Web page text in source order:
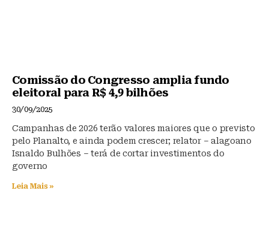
Comissão do Congresso amplia fundo
eleitoral para R$ 4,9 bilhões
30/09/2025
Campanhas de 2026 terão valores maiores que o previsto
pelo Planalto, e ainda podem crescer; relator – alagoano
Isnaldo Bulhões – terá de cortar investimentos do
governo
Leia Mais »